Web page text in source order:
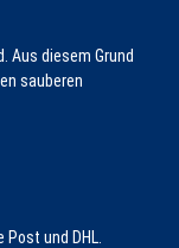
Aus diesem Grund
sauberen
und DHL.